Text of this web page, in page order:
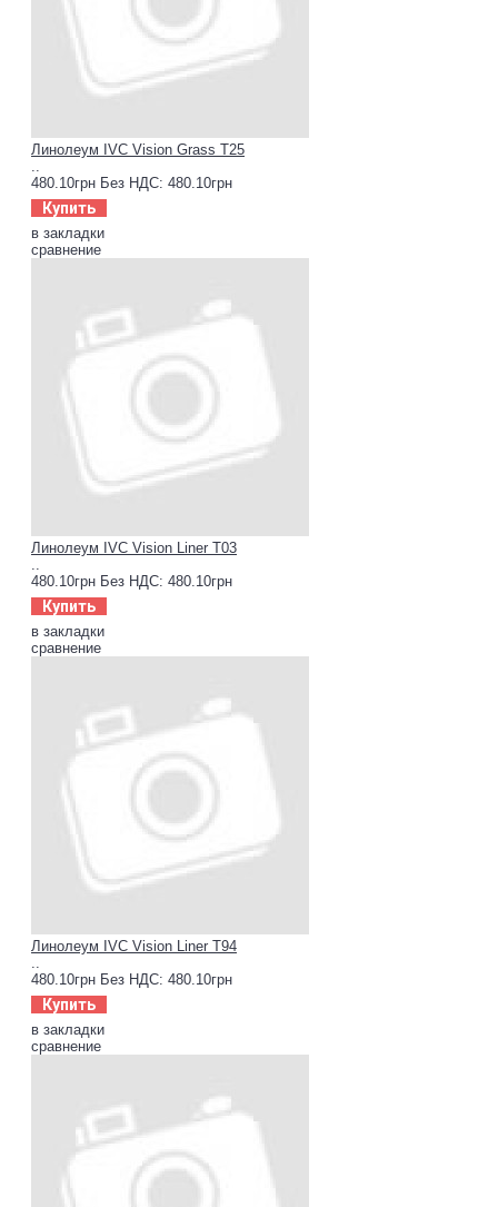
Линолеум IVC Vision Grass T25
480.10грн Без НДС: 480.10грн
Купить
в закладки
сравнение
Линолеум IVC Vision Liner T03
480.10грн Без НДС: 480.10грн
Купить
в закладки
сравнение
Линолеум IVC Vision Liner T94
480.10грн Без НДС: 480.10грн
Купить
в закладки
сравнение